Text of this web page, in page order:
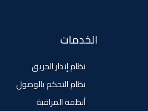
الخدمات
نظام إنذار الحريق
نظام التحكم بالوصول
أنظمة المراقبة